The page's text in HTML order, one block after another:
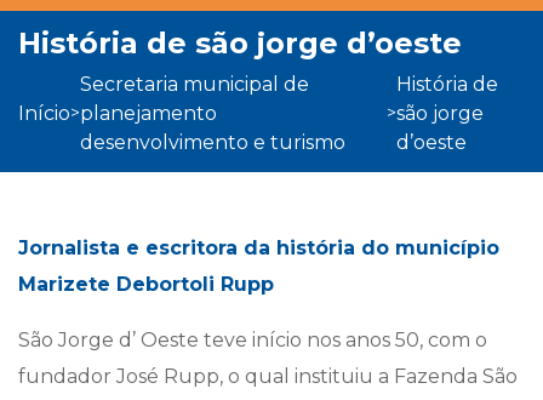
história de são jorge d’oeste
início>
secretaria municipal de
planejamento
desenvolvimento e turismo
>
história de
são jorge
d’oeste
Jornalista e escritora da história do município
Marizete Debortoli Rupp
São Jorge d’ Oeste teve início nos anos 50, com o
fundador José Rupp, o qual instituiu a Fazenda São